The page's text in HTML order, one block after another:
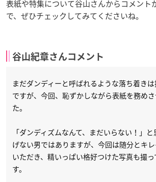
表紙や特集について谷山さんからコメント
で、ぜひチェックしてみてくださいね。
谷山紀章さんコメント
まだダンディーと呼ばれるような落ち着き
ですが、今回、恥ずかしながら表紙を務め
た。
「ダンディズムなんて、まだいらない！」
げない男ではありますが、今回は随分とキ
いただき、精いっぱい格好つけた写真も撮
す。